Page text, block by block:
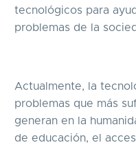
tecnológicos para
problemas de la
Actualmente, la
problemas que más
generan en la
de educación, el